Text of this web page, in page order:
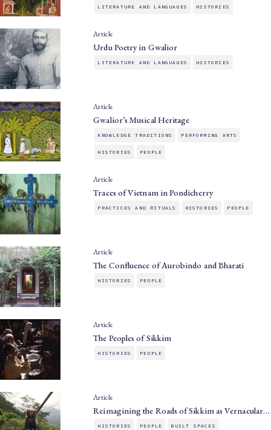
LITERATURE AND LANGUAGES HISTORIES
Article
Urdu Poetry in Gwalior
LITERATURE AND LANGUAGES HISTORIES
Article
Gwalior’s Musical Heritage
KNOWLEDGE TRADITIONS PERFORMING ARTS
HISTORIES PEOPLE
Article
Traces of Vietnam in Pondicherry
PRACTICES AND RITUALS HISTORIES PEOPLE
Article
The Confluence of Aurobindo and Bharati
HISTORIES PEOPLE
Article
The Peoples of Sikkim
HISTORIES PEOPLE
Article
Reimagining the Roads of Sikkim as Vernacular…
HISTORIES PEOPLE BUILT SPACES